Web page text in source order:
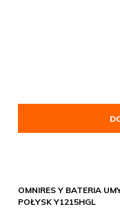
OMNIRES Y BATERIA
POŁYSK Y1215HGL